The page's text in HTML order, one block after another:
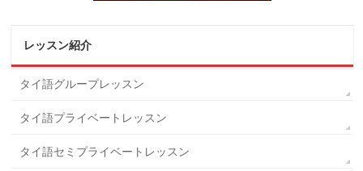
レッスン紹介
タイ語グループレッスン
タイ語プライベートレッスン
タイ語セミプライベートレッスン